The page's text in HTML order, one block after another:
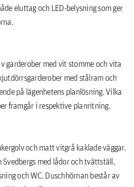
eluttag och LED-belysning som ger
garderober med vit stomme och vita
med stålram och
på lägenhetens planlösning. Vilka
framgår i respektive planritning.
och matt vitgrå kaklade väggar.
med lådor och tvättställ,
och WC. Duschhörnan består av